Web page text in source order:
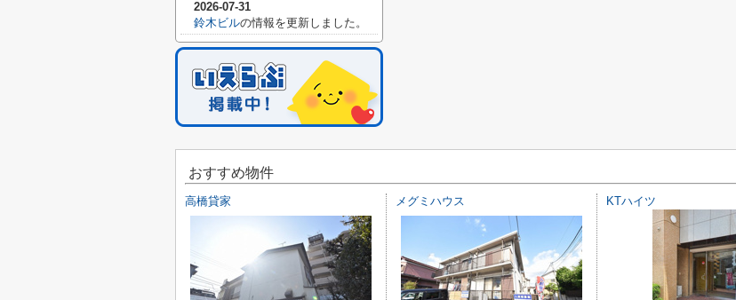
2026-07-31
鈴木ビルの情報を更新しました。
おすすめ物件
高橋貸家 メグミハウス KTハイツ